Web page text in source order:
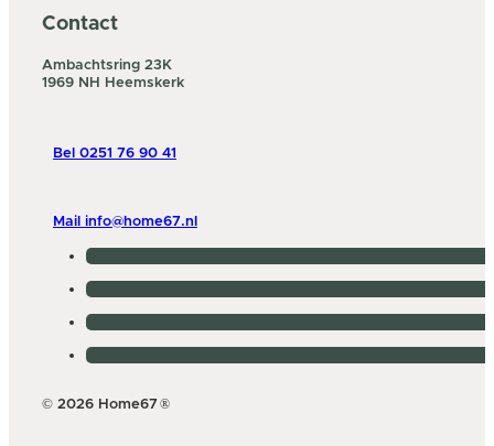
Contact
Ambachtsring 23K
1969 NH Heemskerk
Bel 0251 76 90 41
Mail info@home67.nl
© 2026 Home67 ®